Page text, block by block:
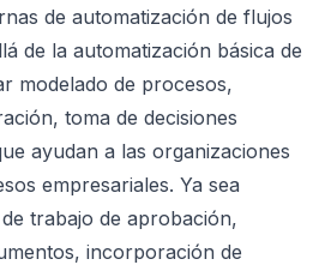
de automatización de flujos
de la automatización básica de
modelado de procesos,
toma de decisiones
ayudan a las organizaciones
empresariales. Ya sea
trabajo de aprobación,
incorporación de